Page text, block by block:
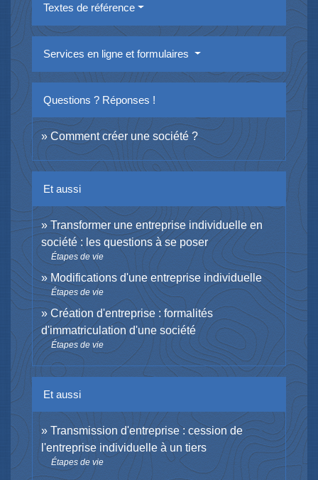
Textes de référence
Services en ligne et formulaires
Questions ? Réponses !
Comment créer une société ?
Et aussi
Transformer une entreprise individuelle en
société : les questions à se poser
Étapes de vie
Modifications d'une entreprise individuelle
Étapes de vie
Création d'entreprise : formalités
d'immatriculation d'une société
Étapes de vie
Et aussi
Transmission d'entreprise : cession de
l'entreprise individuelle à un tiers
Étapes de vie